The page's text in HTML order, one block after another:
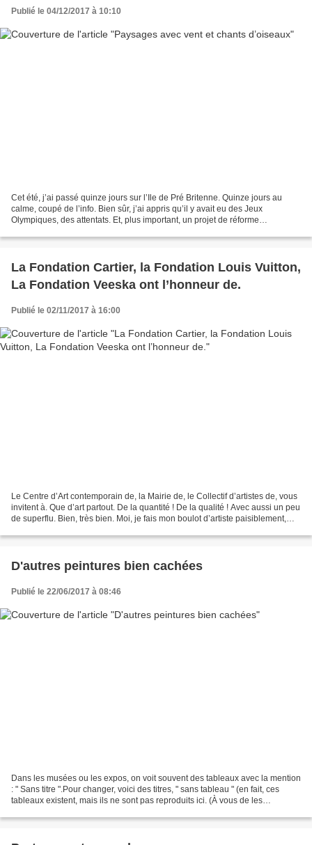
Publié le 04/12/2017 à 10:10
Cet été, j’ai passé quinze jours sur l’Ile de Pré Britenne. Quinze jours au
calme, coupé de l’info. Bien sûr, j’ai appris qu’il y avait eu des Jeux
Olympiques, des attentats. Et, plus important, un projet de réforme
La Fondation Cartier, la Fondation Louis Vuitton,
La Fondation Veeska ont l’honneur de.
Publié le 02/11/2017 à 16:00
Le Centre d’Art contemporain de, la Mairie de, le Collectif d’artistes de, vous
invitent à. Que d’art partout. De la quantité ! De la qualité ! Avec aussi un peu
de superflu. Bien, très bien. Moi, je fais mon boulot d’artiste paisiblement,
D'autres peintures bien cachées
Publié le 22/06/2017 à 08:46
Dans les musées ou les expos, on voit souvent des tableaux avec la mention
: " Sans titre ".Pour changer, voici des titres, " sans tableau " (en fait, ces
tableaux existent, mais ils ne sont pas reproduits ici. (À vous de les